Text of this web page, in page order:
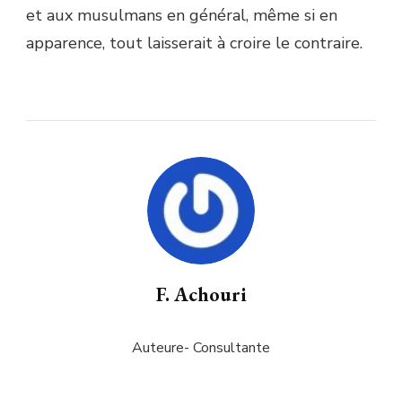
et aux musulmans en général, même si en
apparence, tout laisserait à croire le contraire.
F. Achouri
Auteure- Consultante